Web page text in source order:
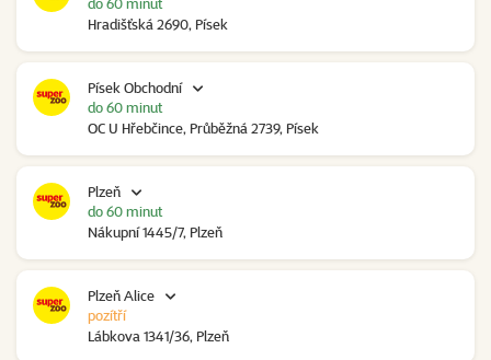
Hradišťská 2690, Písek
Písek Obchodní
OC U Hřebčince, Průběžná 2739, Písek
do 60 minut
Plzeň
Nákupní 1445/7, Plzeň
do 60 minut
Plzeň Alice
Lábkova 1341/36, Plzeň
pozítří